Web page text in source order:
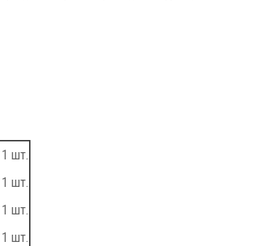
1 шт.
1 шт.
1 шт.
1 шт.